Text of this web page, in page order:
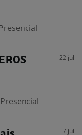
Presencial
22 jul
Presencial
7 jul